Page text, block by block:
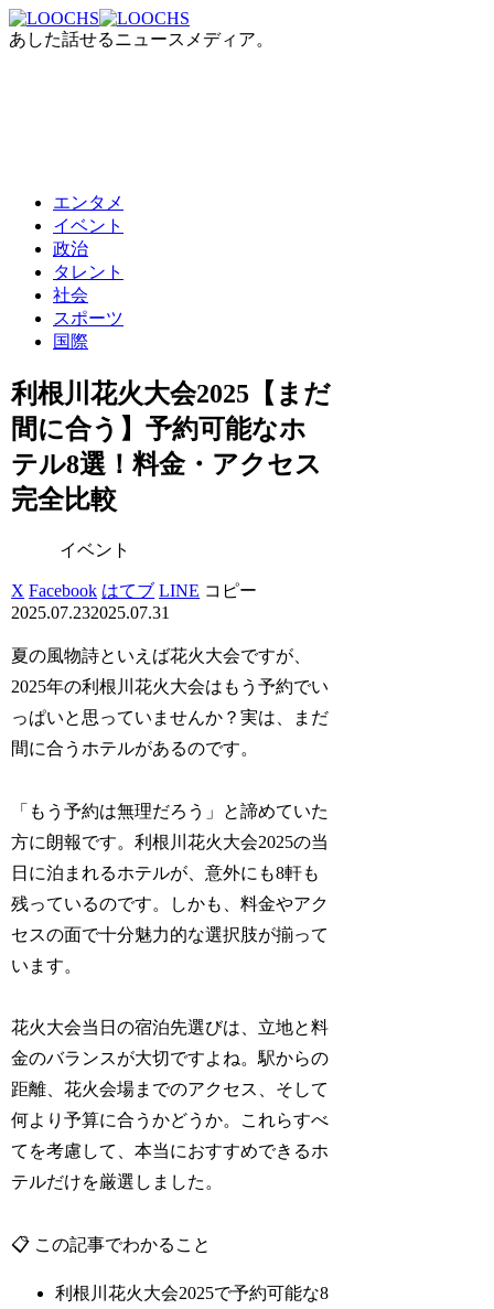
あした話せるニュースメディア。
エンタメ
イベント
政治
タレント
社会
スポーツ
国際
利根川花火大会2025【まだ
間に合う】予約可能なホ
テル8選！料金・アクセス
完全比較
イベント
X Facebook はてブ LINE コピー
2025.07.232025.07.31
夏の風物詩といえば花火大会ですが、
2025年の利根川花火大会はもう予約でい
っぱいと思っていませんか？実は、まだ
間に合うホテルがあるのです。
「もう予約は無理だろう」と諦めていた
方に朗報です。利根川花火大会2025の当
日に泊まれるホテルが、意外にも8軒も
残っているのです。しかも、料金やアク
セスの面で十分魅力的な選択肢が揃って
います。
花火大会当日の宿泊先選びは、立地と料
金のバランスが大切ですよね。駅からの
距離、花火会場までのアクセス、そして
何より予算に合うかどうか。これらすべ
てを考慮して、本当におすすめできるホ
テルだけを厳選しました。
📋 この記事でわかること
利根川花火大会2025で予約可能な8